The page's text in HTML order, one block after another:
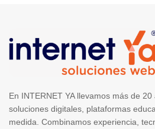
En INTERNET YA llevamos más de
soluciones digitales, plataformas
medida. Combinamos experiencia,